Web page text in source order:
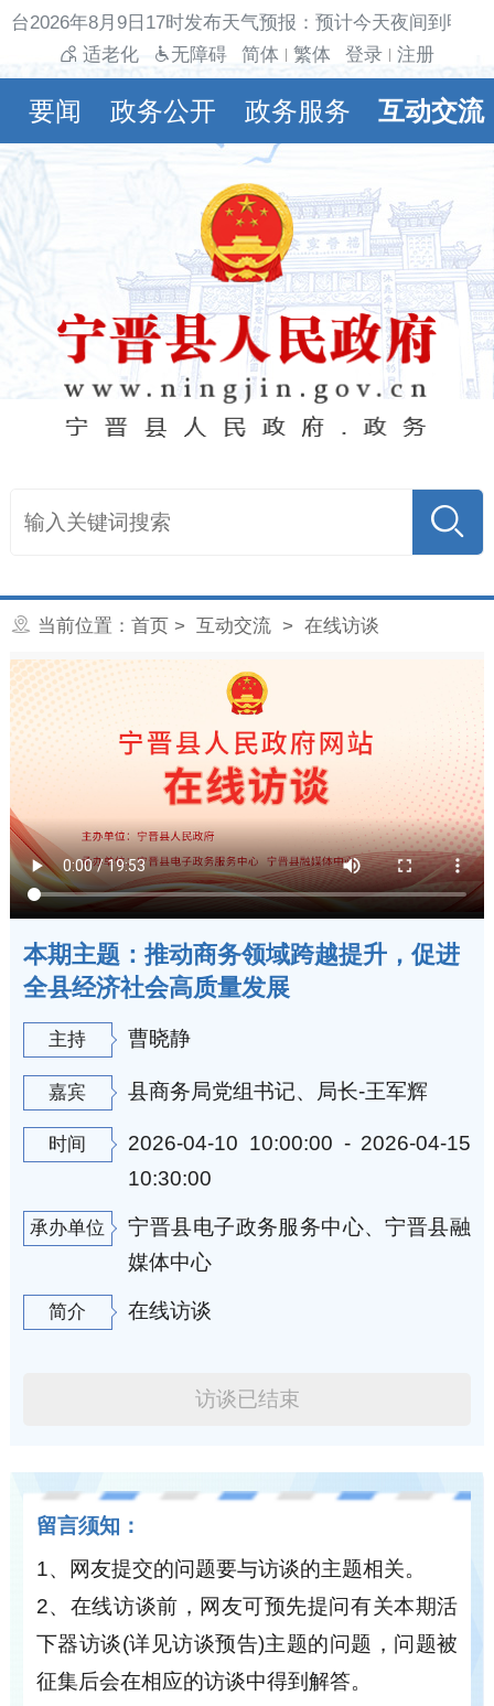
台2026年8月9日17时发布天气预报：预计今天夜间到明
适老化
无障碍 简体 繁体 登录 注册
要闻 政务公开 政务服务 互动交流
当前位置： 首页 > 互动交流> 在线访谈
本期主题：推动商务领域跨越提升，促进
全县经济社会高质量发展
主持 曹晓静
嘉宾 县商务局党组书记、局长-王军辉
时间
2026-04-10 10:00:00 - 2026-04-15
10:30:00
承办单位
宁晋县电子政务服务中心、宁晋县融
媒体中心
简介 在线访谈
访谈已结束
留言须知：
1、网友提交的问题要与访谈的主题相关。
2、在线访谈前，网友可预先提问有关本期活
下器访谈(详见访谈预告)主题的问题，问题被
征集后会在相应的访谈中得到解答。